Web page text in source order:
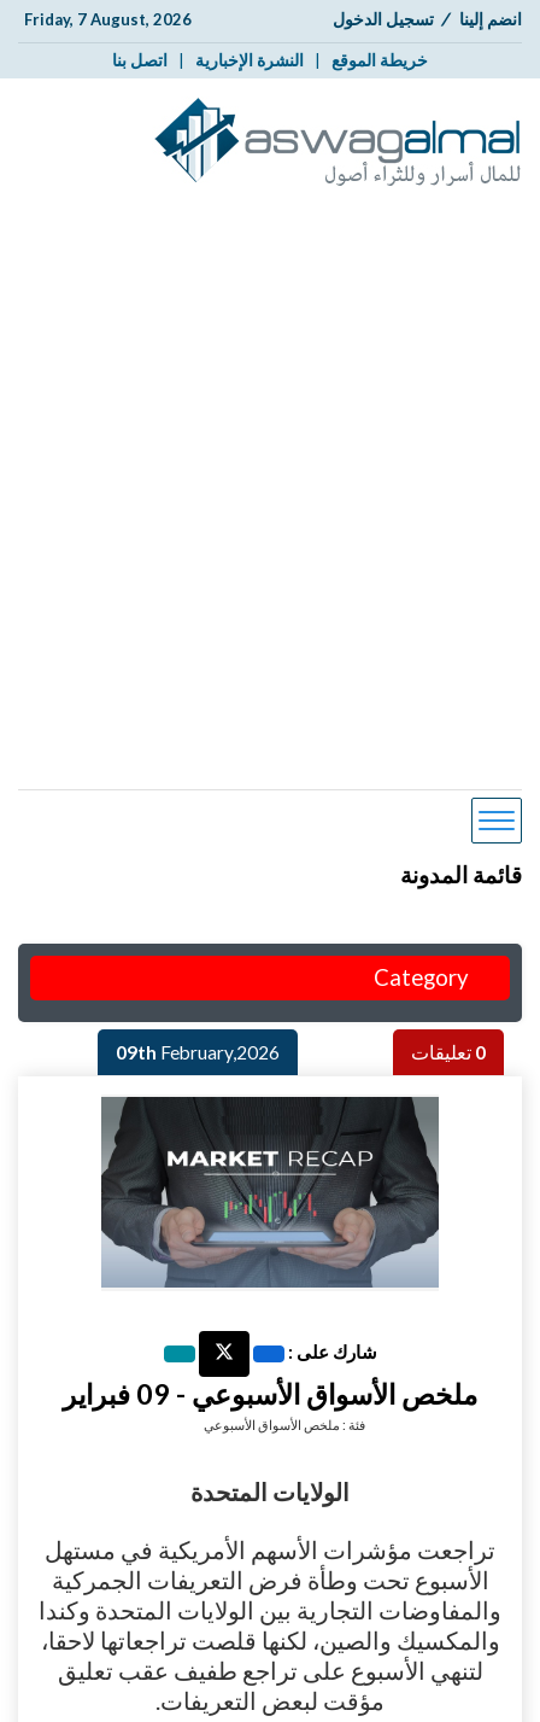
انضم إلينا / تسجيل الدخول Friday, 7 August, 2026
خريطة الموقع | النشرة الإخبارية | اتصل بنا
قائمة المدونة
Category
شارك على :
ملخص الأسواق الأسبوعي - 09 فبراير
فئة : ملخص الأسواق الأسبوعي
الولايات المتحدة
تراجعت مؤشرات الأسهم الأمريكية في مستهل
الأسبوع تحت وطأة فرض التعريفات الجمركية
والمفاوضات التجارية بين الولايات المتحدة وكندا
والمكسيك والصين، لكنها قلصت تراجعاتها لاحقا،
لتنهي الأسبوع على تراجع طفيف عقب تعليق
مؤقت لبعض التعريفات.
09th February,2026 0 تعليقات